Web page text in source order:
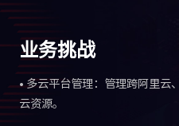
业务挑战
• 多云平台管理：管理跨阿里云
云资源。